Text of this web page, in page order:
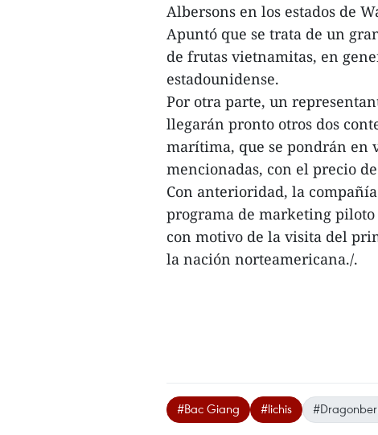
Albersons en los estados de
Apuntó que se trata de un
de frutas vietnamitas, en
estadounidense.
Por otra parte, un
llegarán pronto otros dos
marítima, que se pondrán en
mencionadas, con el precio
Con anterioridad, la
programa de marketing piloto
con motivo de la visita del
la nación norteamericana./.
#Bac Giang #lichis